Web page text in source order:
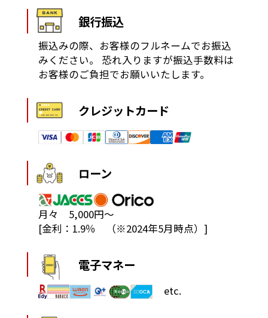
銀行振込
振込みの際、お客様のフルネームでお振込
みください。
恐れ入りますが振込手数料は
お客様のご負担でお願いいたします。
クレジットカード
ローン
月々 5,000円～
[金利：1.9％ （※2024年5月時点）]
電子マネー
etc.